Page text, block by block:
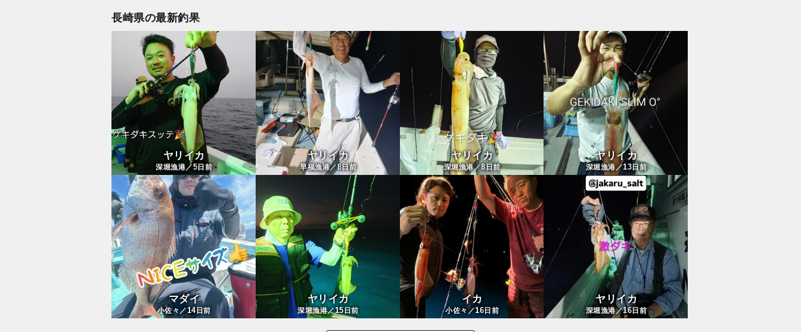
長崎県の最新釣果
ヤリイカ
深堀漁港／5日前
ヤリイカ
早福漁港／8日前
ヤリイカ
深堀漁港／8日前
ヤリイカ
深堀漁港／13日前
マダイ
小佐々／14日前
ヤリイカ
深堀漁港／15 日前
イカ
小佐々／16 日前
ヤリイカ
深堀漁港／16日前